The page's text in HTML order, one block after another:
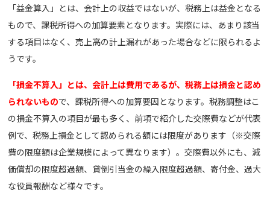
「益金算入」とは、会計上の収益ではないが、税務上は益金となる
もので、課税所得への加算要素となります。実際には、あまり該当
する項目はなく、売上高の計上漏れがあった場合などに限られるよ
うです。
「損金不算入」とは、会計上は費用であるが、税務上は損金と認め
られないもので、課税所得への加算要因となります。税務調整はこ
の損金不算入の項目が最も多く、前項で紹介した交際費などが代表
例で、税務上損金として認められる額には限度があります（※交際
費の限度額は企業規模によって異なります）。交際費以外にも、減
価償却の限度超過額、貸倒引当金の繰入限度超過額、寄付金、過大
な役員報酬など様々です。